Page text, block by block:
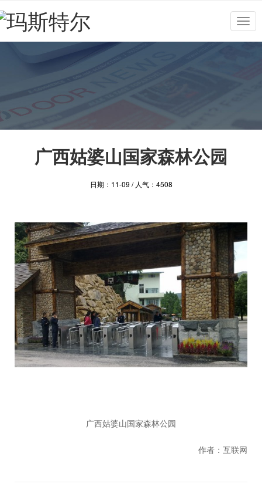
广西姑婆山国家森林公园
日期：11-09 / 人气：4508
广西姑婆山国家森林公园
作者：互联网